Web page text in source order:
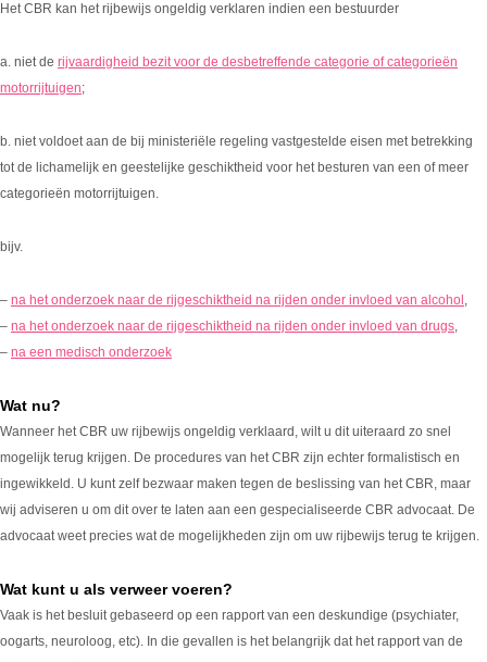
Het CBR kan het rijbewijs ongeldig verklaren indien een bestuurder
a. niet de rijvaardigheid bezit voor de desbetreffende categorie of categorieën
motorrijtuigen;
b. niet voldoet aan de bij ministeriële regeling vastgestelde eisen met betrekking
tot de lichamelijk en geestelijke geschiktheid voor het besturen van een of meer
categorieën motorrijtuigen.
bijv.
– na het onderzoek naar de rijgeschiktheid na rijden onder invloed van alcohol ,
– na het onderzoek naar de rijgeschiktheid na rijden onder invloed van drugs,
– na een medisch onderzoek
Wat nu?
Wanneer het CBR uw rijbewijs ongeldig verklaard, wilt u dit uiteraard zo snel
mogelijk terug krijgen. De procedures van het CBR zijn echter formalistisch en
ingewikkeld. U kunt zelf bezwaar maken tegen de beslissing van het CBR, maar
wij adviseren u om dit over te laten aan een gespecialiseerde CBR advocaat. De
advocaat weet precies wat de mogelijkheden zijn om uw rijbewijs terug te krijgen.
Wat kunt u als verweer voeren?
Vaak is het besluit gebaseerd op een rapport van een deskundige (psychiater,
oogarts, neuroloog, etc). In die gevallen is het belangrijk dat het rapport van de